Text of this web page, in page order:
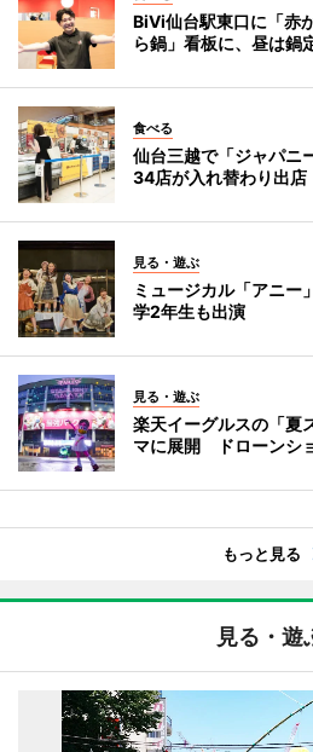
BiVi仙台駅東口に「赤
ら鍋」看板に、昼は鍋
食べる
仙台三越で「ジャパ
34店が入れ替わり出店
見る・遊ぶ
ミュージカル「アニ
学2年生も出演
見る・遊ぶ
楽天イーグルスの「夏
マに展開 ドローンシ
もっと見る
見る・遊